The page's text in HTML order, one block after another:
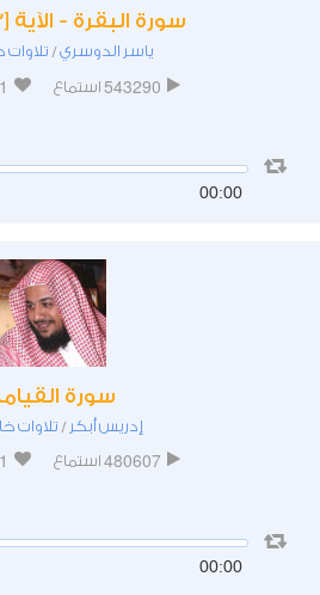
سورة البقرة - الآية [183 - 188]
ياسر الدوسري/
543290 استماع
00:00
سورة
إدريس أبكر / تلاوات
480607 استماع
00:00